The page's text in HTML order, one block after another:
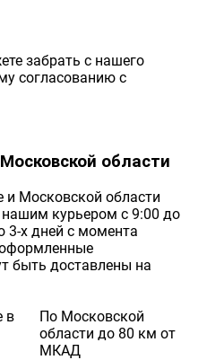
забрать с нашего
согласованию с
области
Московской области
курьером с 9:00 до
3-х дней с момента
быть доставлены на
в
По Московской
области до 80 км от
МКАД